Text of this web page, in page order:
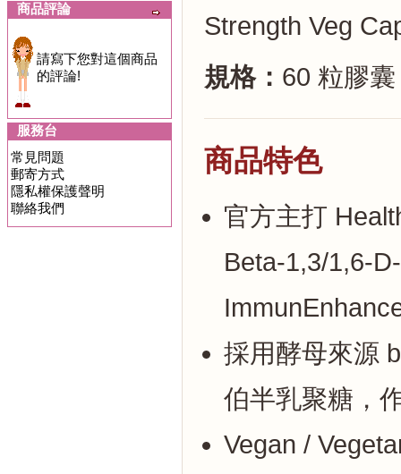
商品評論
請寫下您對這個商品
的評論!
服務台
常見問題
郵寄方式
隱私權保護聲明
聯絡我們
Strength Veg
規格： 60 粒膠
商品特色
官方主打
Beta-1,3/1,6-
採用酵母來源
伯半乳聚糖，
Vegan /